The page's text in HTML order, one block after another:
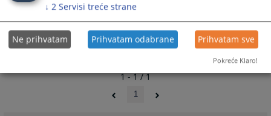
1 - 1 / 1
1
↓ 2 Servisi treće strane
Ne prihvatam Prihvatam odabrane Prihvatam sve
Pokreće Klaro!